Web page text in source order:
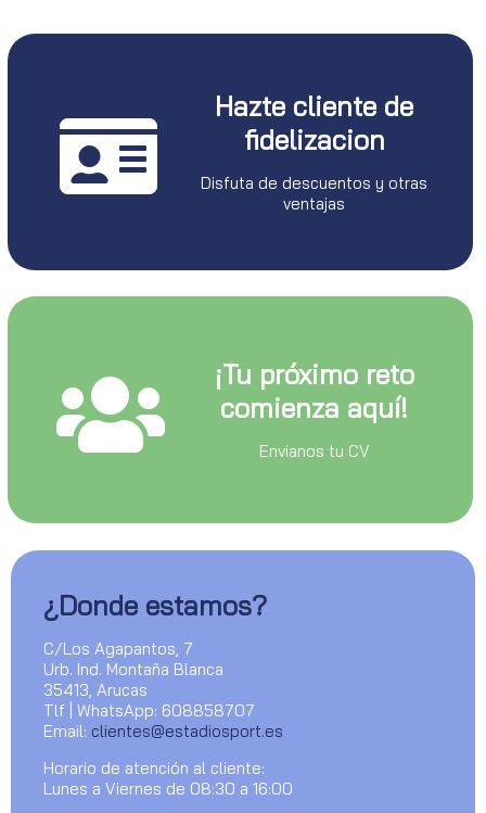
Hazte cliente de
fidelizacion
Disfuta de descuentos y otras
ventajas
¡Tu próximo reto
comienza aquí!
Envianos tu CV
¿Donde estamos?
C/Los Agapantos, 7
Urb. Ind. Montaña Blanca
35413, Arucas
Tlf | WhatsApp: 608858707
Email: clientes@estadiosport.es
Horario de atención al cliente:
Lunes a Viernes de 08:30 a 16:00